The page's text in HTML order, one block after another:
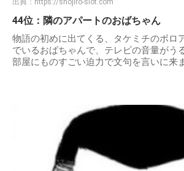
出典： https://shojiro-slot.com
44位：隣のアパートのおばちゃん
物語の初めに出てくる、タケミチのボロ
でいるおばちゃんで、テレビの音量がう
部屋にものすごい迫力で文句を言いに来